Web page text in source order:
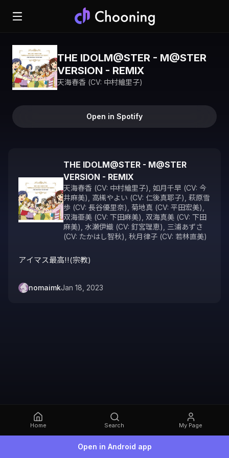
Home Search My Page
Open in Android app
THE IDOLM@STER - M@STER
VERSION - REMIX
天海春香 (CV: 中村繪里子)
Open in Spotify
THE IDOLM@STER - M@STER
VERSION - REMIX
天海春香 (CV: 中村繪里子) 如月千早 (CV: 今
井麻美)
高槻やよい (CV: 仁後真耶子) 萩原雪
歩 (CV: 長谷優里奈) 菊地真 (CV: 平田宏美)
双海亜美 (CV: 下田麻美) 双海真美 (CV: 下田
麻美) 水瀬伊織 (CV: 釘宮理恵)
三浦あずさ
(CV: たかはし智秋) 秋月律子 (CV: 若林直美)
アイマス最高‼️(宗教)
nomaimkJan 18, 2023